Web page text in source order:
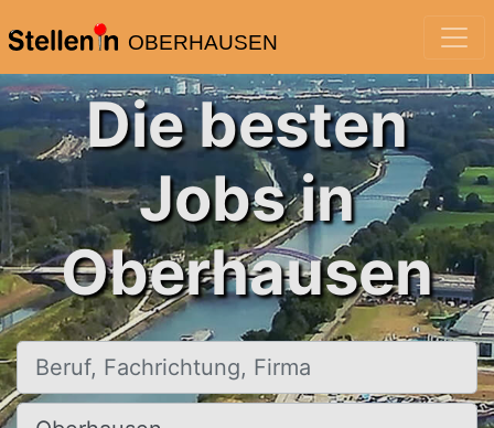
OBERHAUSEN
Die besten
Jobs in
Oberhausen
Beruf, Fachrichtung, Firma
Ort, Stadt